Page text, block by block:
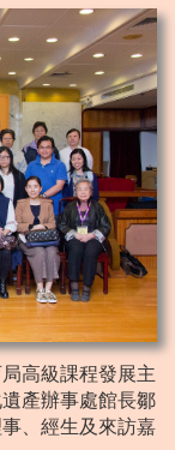
高級課程發展主
產辦事處館長鄒
、經生及來訪嘉